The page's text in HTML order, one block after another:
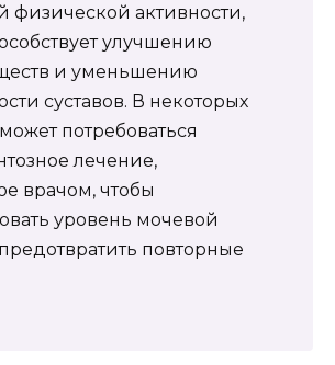
физической активности,
улучшению
и уменьшению
суставов. В некоторых
потребоваться
лечение,
врачом, чтобы
уровень мочевой
повторные